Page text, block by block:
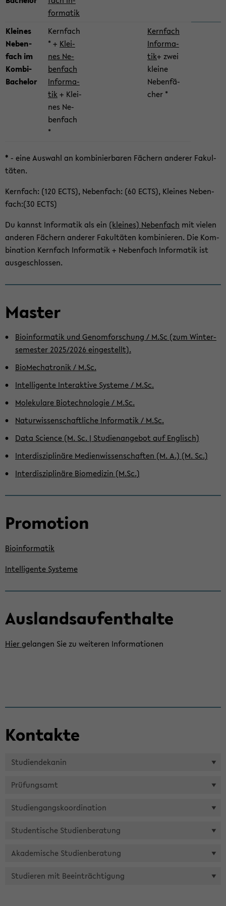
for­ma­tik
Klei­nes
Ne­ben­
fach im
Kombi-​
Bachelor
Kern­fach
* + Klei­
nes Ne­
ben­fach
In­for­ma­
tik+ Klei­
nes Ne­
ben­fach
*
Kern­fach
In­for­ma­
tik+ zwei
klei­ne
Ne­ben­fä­
cher *
* - eine Aus­wahl an kom­bi­nier­ba­ren Fä­chern an­de­rer Fa­kul­
tä­ten.
Kern­fach: (120 ECTS), Ne­ben­fach: (60 ECTS), Klei­nes Ne­ben­
fach:(30 ECTS)
Du kannst In­for­ma­tik als ein (klei­nes) Ne­ben­fach mit vie­len
an­de­ren Fä­chern an­de­rer Fa­kul­tä­ten kom­bi­nie­ren. Die Kom­
bi­na­ti­on Kern­fach In­for­ma­tik + Ne­ben­fach In­for­ma­tik ist
aus­ge­schlos­sen.
Mas­ter
Bio­in­for­ma­tik und Ge­nom­for­schung / M.Sc (zum Win­ter­
se­mes­ter 2025/2026 ein­ge­stellt).
Bio­Me­cha­tro­nik / M.Sc.
In­tel­li­gen­te In­ter­ak­ti­ve Sys­te­me / M.Sc.
Mo­le­ku­la­re Bio­tech­no­lo­gie / M.Sc.
Na­tur­wis­sen­schaft­li­che In­for­ma­tik / M.Sc.
Data Sci­ence (M. Sc. | Stu­di­en­an­ge­bot auf Eng­lisch)
In­ter­dis­zi­pli­nä­re Me­di­en­wis­sen­schaf­ten (M. A.) (M. Sc.)
In­ter­dis­zi­pli­nä­re Bio­me­di­zin (M.Sc.)
Pro­mo­ti­on
Bio­in­for­ma­tik
In­tel­li­gen­te Sys­te­me
Aus­lands­auf­ent­hal­te
Hierge­lan­gen Sie zu wei­te­ren In­for­ma­tio­nen
Kon­tak­te
Stu­di­en­de­ka­nin
Prü­fungs­amt
Stu­di­en­gangs­ko­or­di­na­ti­on
Stu­den­ti­sche Stu­di­en­be­ra­tung
Aka­de­mi­sche Stu­di­en­be­ra­tung
Stu­die­ren mit Be­ein­träch­ti­gung